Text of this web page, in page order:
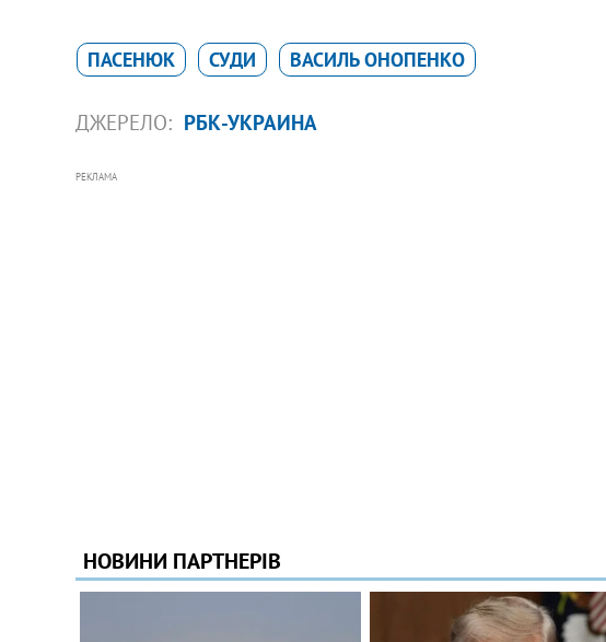
ПАСЕНЮК СУДИ ВАСИЛЬ ОНОПЕНКО
ДЖЕРЕЛО: РБК-УКРАИНА
РЕКЛАМА